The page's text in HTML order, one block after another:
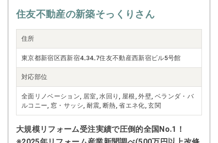
住友不動産の新築そっくりさん
住所
東京都新宿区西新宿4₋34₋7住友不動産西新宿ビル5号館
対応部位
全面リノベーション, 居室, 水回り, 屋根, 外壁, ベランダ・バ
ルコニー, 窓・サッシ, 耐震, 断熱, 省エネ化, 玄関
大規模リフォーム受注実績で圧倒的全国No.1！